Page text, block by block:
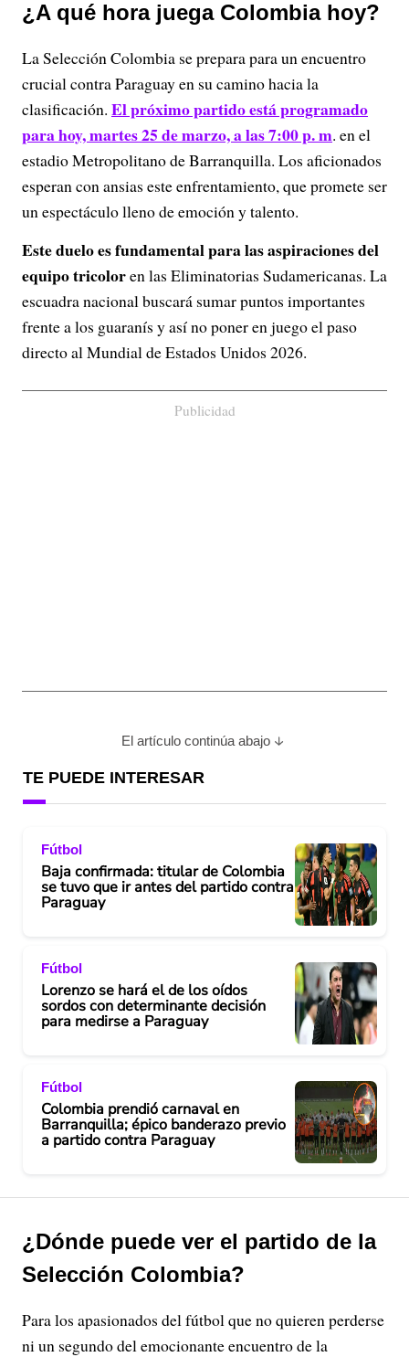
¿A qué hora juega Colombia hoy?
La Selección Colombia se prepara para un encuentro
crucial contra Paraguay en su camino hacia la
clasificación. El próximo partido está programado
para hoy, martes 25 de marzo, a las 7:00 p. m. en el
estadio Metropolitano de Barranquilla. Los aficionados
esperan con ansias este enfrentamiento, que promete ser
un espectáculo lleno de emoción y talento.
Este duelo es fundamental para las aspiraciones del
equipo tricoloren las Eliminatorias Sudamericanas. La
escuadra nacional buscará sumar puntos importantes
frente a los guaranís y así no poner en juego el paso
directo al Mundial de Estados Unidos 2026.
Publicidad
El artículo continúa abajo
TE PUEDE INTERESAR
Fútbol
Baja confirmada: titular de Colombia
se tuvo que ir antes del partido contra
Paraguay
Fútbol
Lorenzo se hará el de los oídos
sordos con determinante decisión
para medirse a Paraguay
Fútbol
Colombia prendió carnaval en
Barranquilla; épico banderazo previo
a partido contra Paraguay
¿Dónde puede ver el partido de la
Selección Colombia?
Para los apasionados del fútbol que no quieren perderse
ni un segundo del emocionante encuentro de la